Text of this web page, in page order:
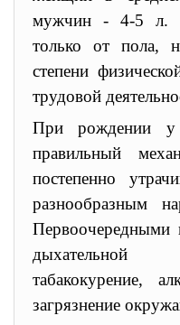
мужчин - 4-5 л.
только от пола,
степени
трудовой
При рождении у
правильный
постепенно
разнообразным
Первоочередными
дыхательной
табакокурение,
загрязнение